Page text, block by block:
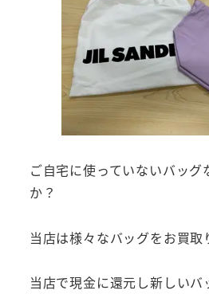
ご自宅に使っていないバッグ
か？
当店は様々なバッグをお買取
当店で現金に還元し新しい